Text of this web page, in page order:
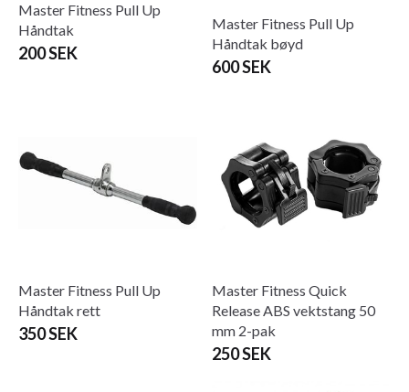
Master Fitness Pull Up
Håndtak
200 SEK
Master Fitness Pull Up
Håndtak bøyd
600 SEK
Master Fitness Pull Up
Håndtak rett
350 SEK
Master Fitness Quick
Release ABS vektstang 50
mm 2-pak
250 SEK